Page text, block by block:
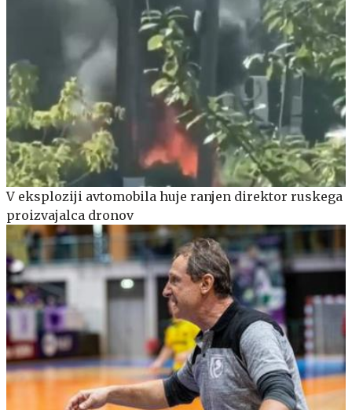
V eksploziji avtomobila huje ranjen direktor ruskega
proizvajalca dronov